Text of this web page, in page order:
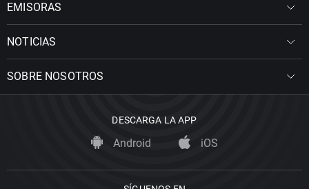
EMISORAS
NOTICIAS
SOBRE NOSOTROS
DESCARGA LA APP
Android iOS